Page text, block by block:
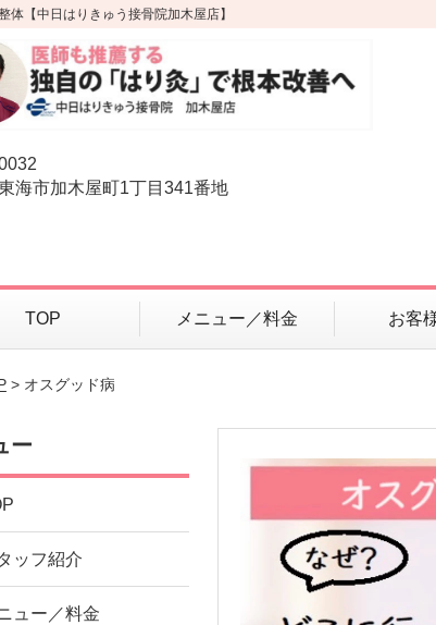
体【中日はりきゅう接骨院加木屋店】
海市加木屋町1丁目341番地
TOP メニュー／料金 お客
> オスグッド病
ー
ッフ紹介
ュー／料金